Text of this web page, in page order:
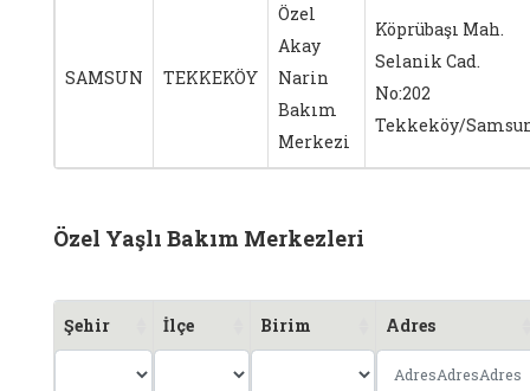
SAMSUN TEKKEKÖY
Özel
Akay
Narin
Bakım
Merkezi
Köprübaşı Mah.
Selanik Cad.
No:202
Tekkeköy/
Özel Yaşlı Bakım Merkezleri
Şehir İlçe Birim Adres